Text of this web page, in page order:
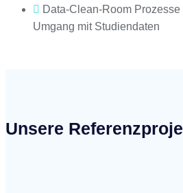
Data-Clean-Room
Umgang mit Studiendaten
Unsere